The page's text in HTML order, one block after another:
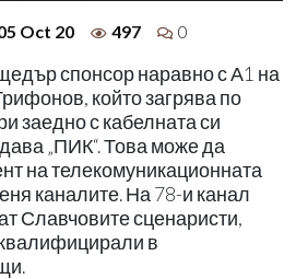
Oct 20 497 0
спонсор наравно с А1 на
който загрява по
заедно с кабелната си
„ПИК“. Това може да
на телекомуникационната
каналите. На 78-и канал
Славчовите сценаристи,
в